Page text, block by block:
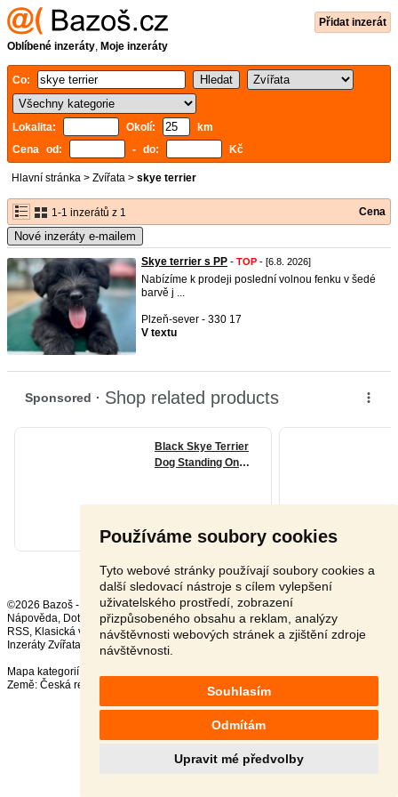
Používáme soubory cookies
Tyto webové stránky používají soubory cookies a
další sledovací nástroje s cílem vylepšení
uživatelského prostředí, zobrazení
přizpůsobeného obsahu a reklam, analýzy
návštěvnosti webových stránek a zjištění zdroje
návštěvnosti.
Souhlasím
Odmítám
Upravit mé předvolby
Přidat inzerát
Oblíbené inzeráty, Moje inzeráty
Co:
Lokalita: Okolí:
km
Cena od:
- do: Kč
Hlavní stránka > Zvířata > skye terrier
1-1 inzerátů z 1 Cena
Nové inzeráty e-mailem
Skye terrier s PP - TOP - [6.8. 2026]
Nabízíme k prodeji poslední volnou fenku v šedé
barvě j ...
Plzeň-sever - 330 17
V textu
©2026 Bazoš -
Inzerce, Bazar
Nápověda, Dotazy ,Hodnocení,Kontakt,Reklama Podmínky,Ochrana údajů
RSS,
Inzeráty Zvířata celkem:41727 , za 24 hodin:
Mapa kategorií
Země: Česká republika Polsko, Rakousko